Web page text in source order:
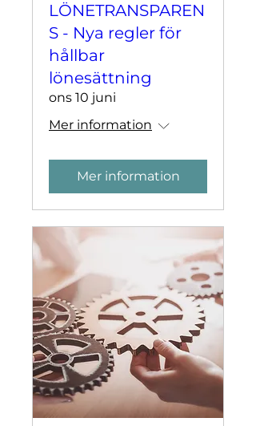
LÖNETRANSPAREN
S - Nya regler för
hållbar
lönesättning
ons 10 juni
Mer information
Mer information